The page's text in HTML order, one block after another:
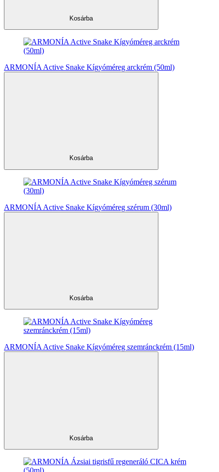
Kosárba
ARMONÍA Active Snake Kígyóméreg arckrém (50ml)
Kosárba
ARMONÍA Active Snake Kígyóméreg szérum (30ml)
Kosárba
ARMONÍA Active Snake Kígyóméreg szemránckrém (15ml)
Kosárba